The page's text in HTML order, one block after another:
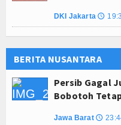
DKI Jakarta 🕔
BERITA NUSANTARA
Persib Gagal
Bobotoh
Jawa Barat 🕔